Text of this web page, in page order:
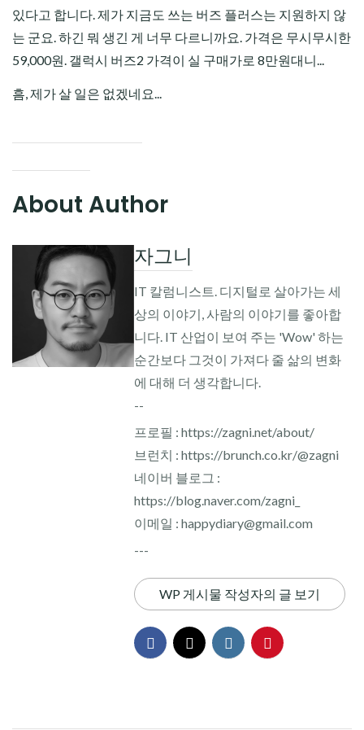
있다고 합니다. 제가 지금도 쓰는 버즈 플러스는 지원하지 않
는 군요. 하긴 뭐 생긴 게 너무 다르니까요. 가격은 무시무시한
59,000원. 갤럭시 버즈2 가격이 실 구매가로 8만원대니...
흠, 제가 살 일은 없겠네요...
About Author
자그니
IT 칼럼니스트. 디지털로 살아가는 세
상의 이야기, 사람의 이야기를 좋아합
니다. IT 산업이 보여 주는 'Wow' 하는
순간보다 그것이 가져다 줄 삶의 변화
에 대해 더 생각합니다.
--
프로필 : https://zagni.net/about/
브런치 : https://brunch.co.kr/@zagni
네이버 블로그 :
https://blog.naver.com/zagni_
이메일 : happydiary@gmail.com
---
WP 게시물 작성자의 글 보기